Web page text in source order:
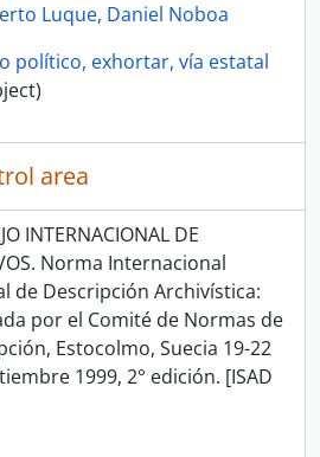
Luque, Daniel Noboa
político, exhortar, vía estatal
area
INTERNACIONAL DE
Norma Internacional
de Descripción Archivística:
por el Comité de Normas de
Estocolmo, Suecia 19-22
1999, 2° edición. [ISAD